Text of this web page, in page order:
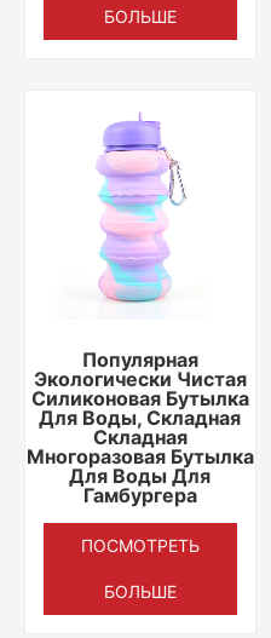
БОЛЬШЕ
Популярная
Экологически Чистая
Силиконовая Бутылка
Для Воды, Складная
Складная
Многоразовая Бутылка
Для Воды Для
Гамбургера
ПОСМОТРЕТЬ
БОЛЬШЕ